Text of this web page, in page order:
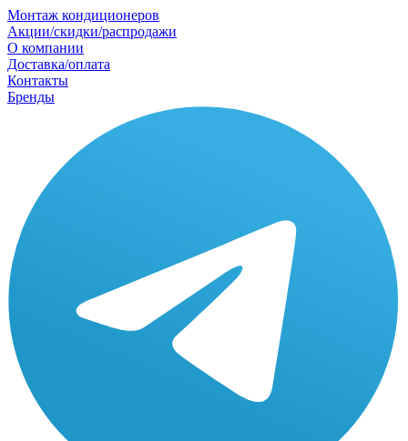
Монтаж кондиционеров
Акции/скидки/распродажи
О компании
Доставка/оплата
Контакты
Бренды